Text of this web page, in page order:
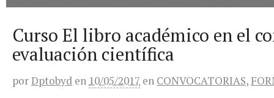
Curso El libro académico en el
evaluación científica
porDptobyd en 10/05/2017 en CONVOCATORIAS,